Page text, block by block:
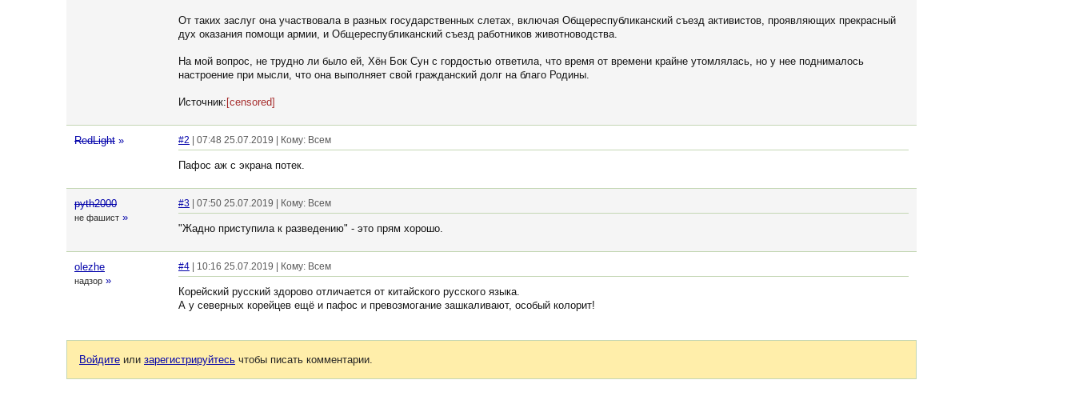
От таких заслуг она участвовала в разных государственных слетах, включая Общереспубликанский съезд активистов, проявляющих прекрасный
дух оказания помощи армии, и Общереспубликанский съезд работников животноводства.
На мой вопрос, не трудно ли было ей, Хён Бок Сун с гордостью ответила, что время от времени крайне утомлялась, но у нее поднималось
настроение при мысли, что она выполняет свой гражданский долг на благо Родины.
Источник: [censored]
RedLight » #2 | 07:48 25.07.2019 | Кому: Всем
Пафос аж с экрана потек.
pyth2000
не фашист »
#3 | 07:50 25.07.2019 | Кому: Всем
"Жадно приступила к разведению" - это прям хорошо.
olezhe
надзор »
#4 | 10:16 25.07.2019 | Кому: Всем
Корейский русский здорово отличается от китайского русского языка.
А у северных корейцев ещё и пафос и превозмогание зашкаливают, особый колорит!
Войдите или зарегистрируйтесь чтобы писать комментарии.